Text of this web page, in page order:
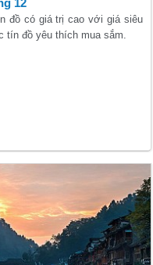
12
đồ có giá trị cao với giá siêu
tín đồ yêu thích mua sắm.